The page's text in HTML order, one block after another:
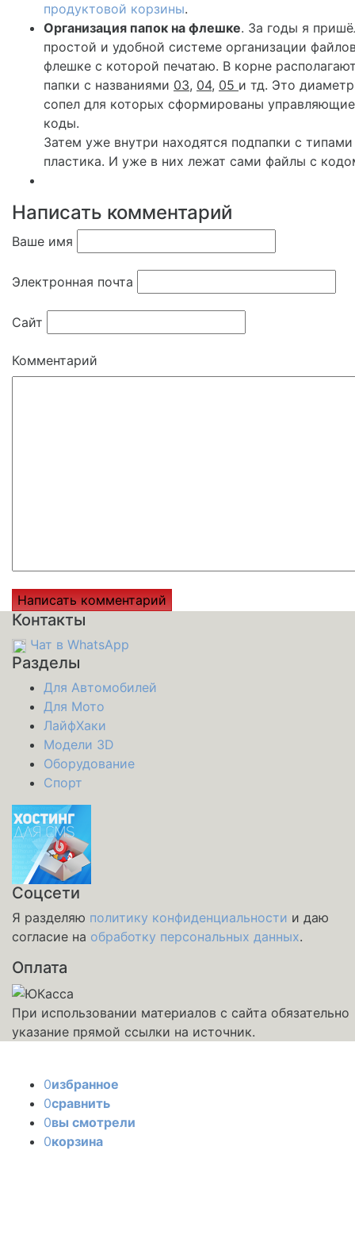
продуктовой корзины.
Организация папок на флешке. За годы я
простой и удобной системе организации
флешке с которой печатаю. В корне
папки с названиями 03, 04, 05 и тд. Это
сопел для которых сформированы управляющие
коды.
Затем уже внутри находятся подпапки с типами
пластика. И уже в них лежат сами файлы с
Написать комментарий
Ваше имя
Электронная почта
Сайт
Комментарий
Контакты
Чат в WhatsApp
Разделы
Для Автомобилей
Для Мото
ЛайфХаки
Модели 3D
Оборудование
Спорт
Соцсети
Я разделяю политику конфиденциальности и даю
согласие на обработку персональных данных.
Оплата
При использовании материалов с сайта обязательно
указание прямой ссылки на источник.
0избранное
0сравнить
0вы смотрели
0корзина